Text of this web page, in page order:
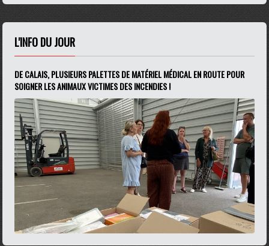
L'INFO DU JOUR
DE CALAIS, PLUSIEURS PALETTES DE MATÉRIEL MÉDICAL EN ROUTE POUR
SOIGNER LES ANIMAUX VICTIMES DES INCENDIES !